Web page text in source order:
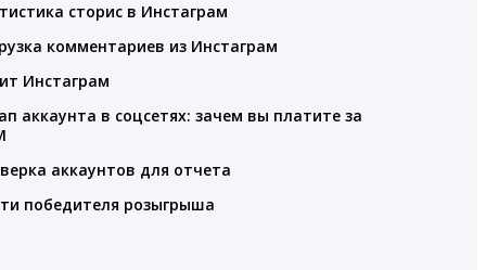
сторис в Инстаграм
комментариев из Инстаграм
Инстаграм
аккаунта в соцсетях: зачем вы платите за
аккаунтов для отчета
победителя розыгрыша